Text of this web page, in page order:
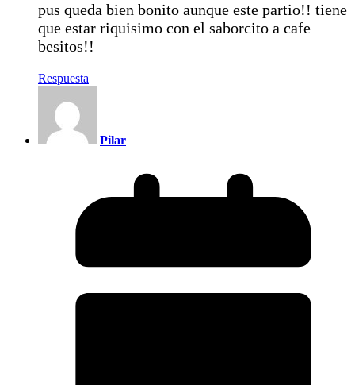
pus queda bien bonito aunque este partio!! tiene
que estar riquisimo con el saborcito a cafe
besitos!!
Respuesta
Pilar